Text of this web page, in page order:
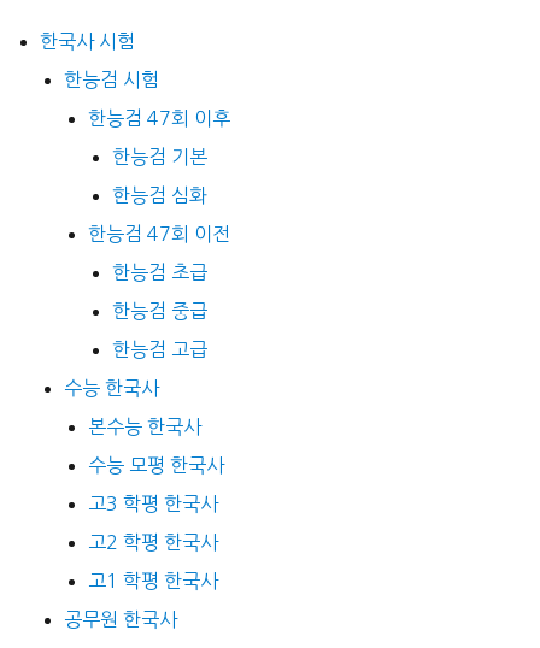
한국사 시험
한능검 시험
한능검 47회 이후
한능검 기본
한능검 심화
한능검 47회 이전
한능검 초급
한능검 중급
한능검 고급
수능 한국사
본수능 한국사
수능 모평 한국사
고3 학평 한국사
고2 학평 한국사
고1 학평 한국사
공무원 한국사